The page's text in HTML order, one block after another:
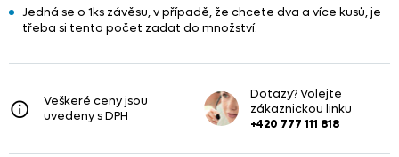
Jedná se o 1ks závěsu, v případě, že chcete dva a více kusů, je
třeba si tento počet zadat do množství.
Veškeré ceny jsou
uvedeny s DPH
Dotazy? Volejte
zákaznickou linku
+420 777 111 818